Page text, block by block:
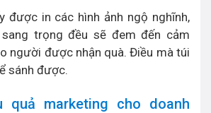
được in các hình ảnh ngộ nghĩnh,
trọng đều sẽ đem đến cảm
người được nhận quà. Điều mà túi
sánh được.
quả marketing cho doanh